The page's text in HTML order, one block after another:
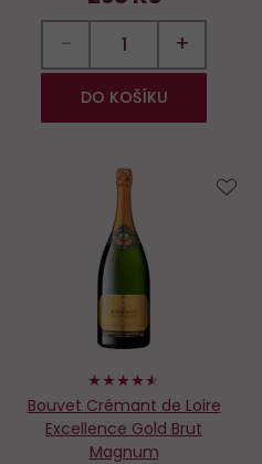
− +
DO KOŠÍKU
90%
Bouvet Crémant de Loire
Excellence Gold Brut
Magnum